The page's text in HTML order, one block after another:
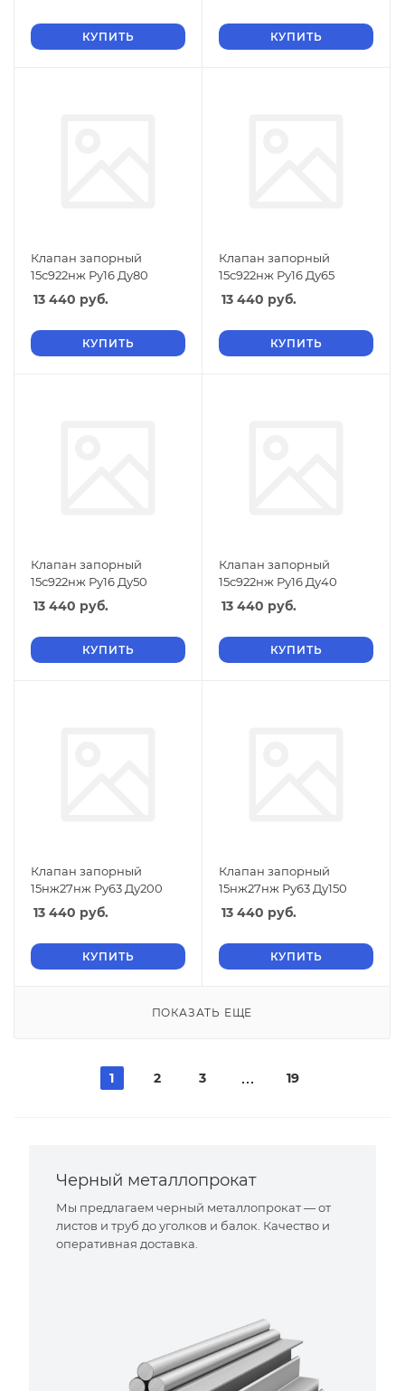
КУПИТЬ КУПИТЬ
Клапан запорный
15с922нж Ру16 Ду80
13 440 руб.
КУПИТЬ
Клапан запорный
15с922нж Ру16 Ду65
13 440 руб.
КУПИТЬ
Клапан запорный
15с922нж Ру16 Ду50
13 440 руб.
КУПИТЬ
Клапан запорный
15с922нж Ру16 Ду40
13 440 руб.
КУПИТЬ
Клапан запорный
15нж27нж Ру63 Ду200
13 440 руб.
КУПИТЬ
Клапан запорный
15нж27нж Ру63 Ду150
13 440 руб.
КУПИТЬ
ПОКАЗАТЬ ЕЩЕ
1 2 3 19
Черный металлопрокат
Мы предлагаем черный металлопрокат — от
листов и труб до уголков и балок. Качество и
оперативная доставка.